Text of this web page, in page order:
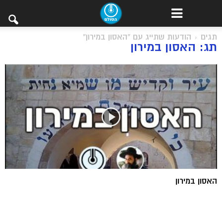
תגים הודעות שתייג עם "האסון במירון"
תג: האסון במירון
האסון במירון